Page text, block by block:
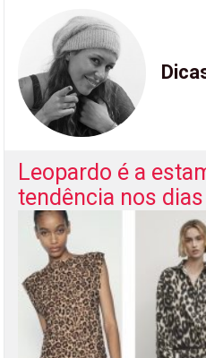
Leopardo é a
tendência nos